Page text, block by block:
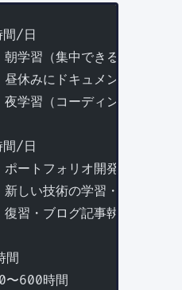
間/日
習（集中できる時間帯）
みにドキュメント・記事
習（コーディング実践）
間/日
トフォリオ開発
い技術の学習・ハンズオン
・ブログ記事執筆（アウ
間
〜600時間